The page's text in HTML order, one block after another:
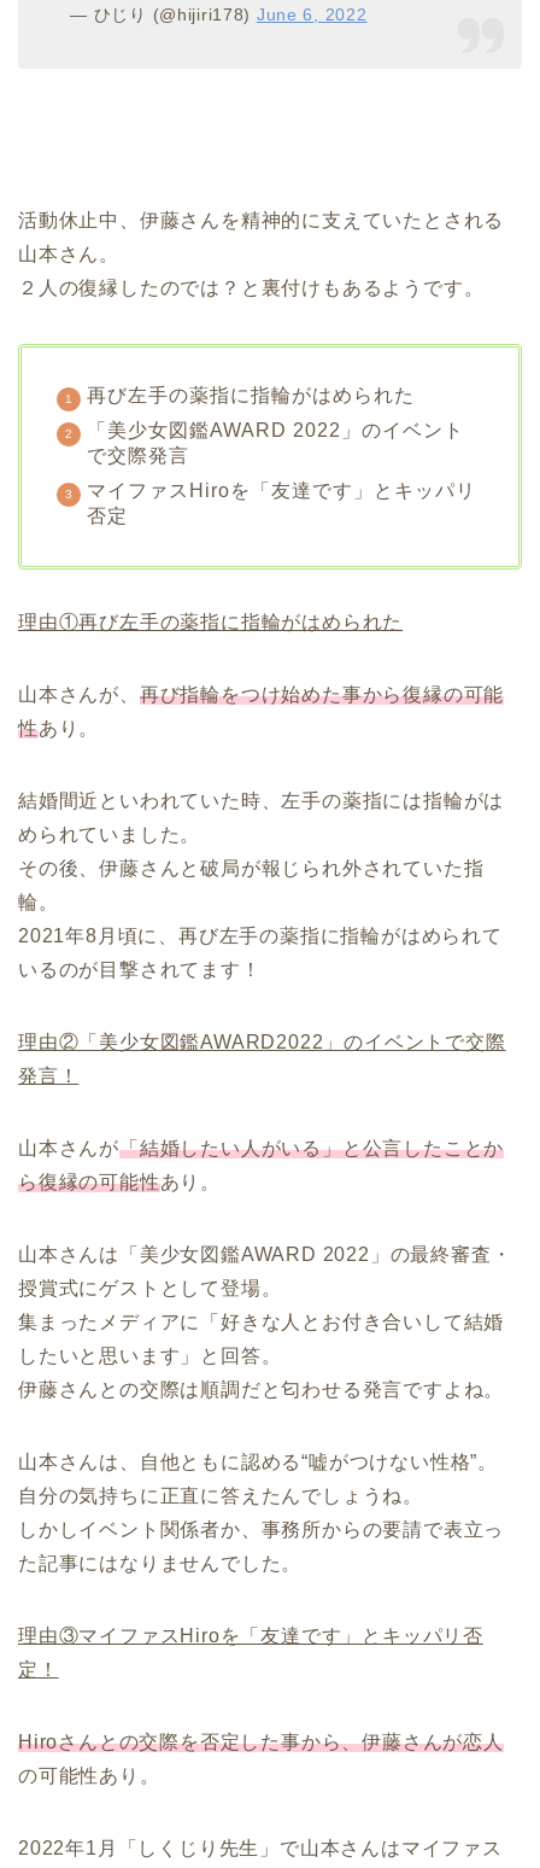
— ひじり (@hijiri178) June 6, 2022
活動休止中、伊藤さんを精神的に支えていたとされる
山本さん。
２人の復縁したのでは？と裏付けもあるようです。
再び左手の薬指に指輪がはめられた
「美少女図鑑AWARD 2022」のイベント
で交際発言
マイファスHiroを「友達です」とキッパリ
否定
理由①再び左手の薬指に指輪がはめられた
山本さんが、 再び指輪をつけ始めた事から復縁の可能
性あり。
結婚間近といわれていた時、左手の薬指には指輪がは
められていました。
その後、伊藤さんと破局が報じられ外されていた指
輪。
2021年8月頃に、再び左手の薬指に指輪がはめられて
いるのが目撃されてます！
理由②「美少女図鑑AWARD2022」のイベントで交際
発言！
山本さんが「結婚したい人がいる」と公言したことか
ら復縁の可能性あり。
山本さんは「美少女図鑑AWARD 2022」の最終審査・
授賞式にゲストとして登場。
集まったメディアに「好きな人とお付き合いして結婚
したいと思います」と回答。
伊藤さんとの交際は順調だと匂わせる発言ですよね。
山本さんは、自他ともに認める“嘘がつけない性格”。
自分の気持ちに正直に答えたんでしょうね。
しかしイベント関係者か、事務所からの要請で表立っ
た記事にはなりませんでした。
理由③マイファスHiroを「友達です」とキッパリ否
定！
Hiroさんとの交際を否定した事から、伊藤さんが恋人
の可能性あり。
2022年1月「しくじり先生」で山本さんはマイファス